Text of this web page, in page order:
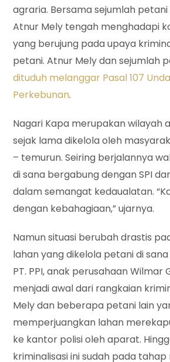
agraria. Bersama sejumlah
Atnur Mely tengah menghadapi
yang berujung pada upaya
petani. Atnur Mely dan sejumlah
dituduh melanggar Pasal 107
Perkebunan.
Nagari Kapa merupakan wilayah
sejak lama dikelola oleh
– temurun. Seiring berjalannya
di sana bergabung dengan SPI
dalam semangat kedaualatan.
dengan kebahagiaan,” ujarnya.
Namun situasi berubah drastis
lahan yang dikelola petani di
PT. PPI, anak perusahaan Wilmar
menjadi awal dari rangkaian
Mely dan beberapa petani lain
memperjuangkan lahan
ke kantor polisi oleh aparat.
kriminalisasi ini sudah pada tahap